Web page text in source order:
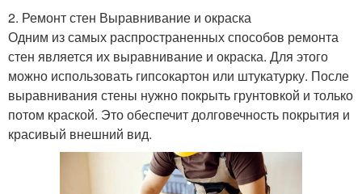
2. Ремонт стен Выравнивание и окраска
Одним из самых распространенных способов ремонта
стен является их выравнивание и окраска. Для этого
можно использовать гипсокартон или штукатурку. После
выравнивания стены нужно покрыть грунтовкой и только
потом краской. Это обеспечит долговечность покрытия и
красивый внешний вид.